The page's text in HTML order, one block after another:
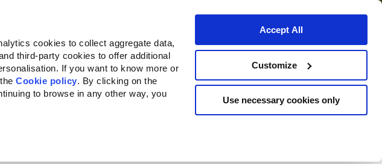
cookies to collect aggregate data,
third-party cookies to offer additional
If you want to know more or
theCookie policy. By clicking on the
to browse in any other way, you
Accept All
Customize
Use necessary cookies only
Über uns Bezugsquellen